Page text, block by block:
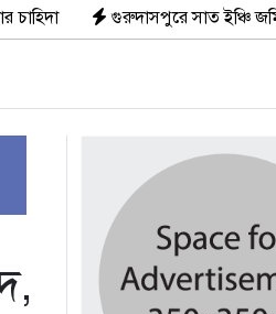
সাত ইঞ্চি জমির দাবীতে দুই মামলা-